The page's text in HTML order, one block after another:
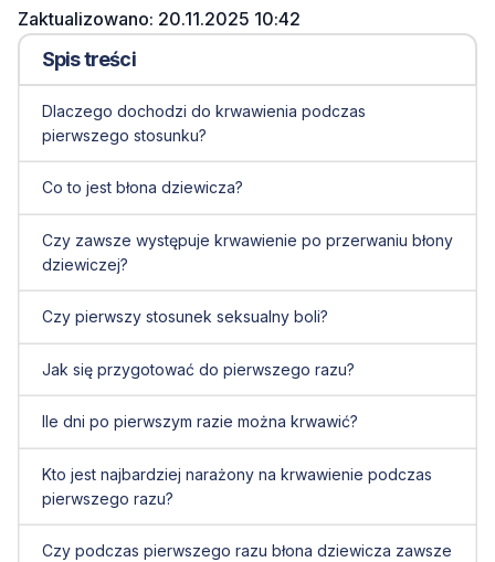
Zaktualizowano: 20.11.2025 10:42
Spis treści
Dlaczego dochodzi do krwawienia podczas
pierwszego stosunku?
Co to jest błona dziewicza?
Czy zawsze występuje krwawienie po przerwaniu błony
dziewiczej?
Czy pierwszy stosunek seksualny boli?
Jak się przygotować do pierwszego razu?
Ile dni po pierwszym razie można krwawić?
Kto jest najbardziej narażony na krwawienie podczas
pierwszego razu?
Czy podczas pierwszego razu błona dziewicza zawsze